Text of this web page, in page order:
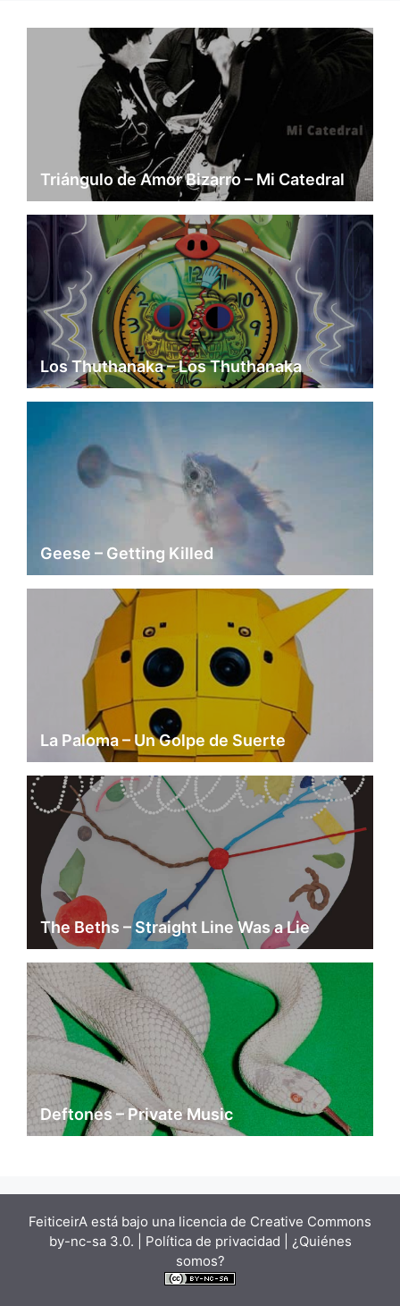
Triángulo de Amor Bizarro – Mi Catedral
Los Thuthanaka – Los Thuthanaka
Geese – Getting Killed
La Paloma – Un Golpe de Suerte
The Beths – Straight Line Was a Lie
Deftones – Private Music
FeiticeirA está bajo una licencia de Creative Commons
by-nc-sa 3.0. | Política de privacidad | ¿Quiénes
somos?